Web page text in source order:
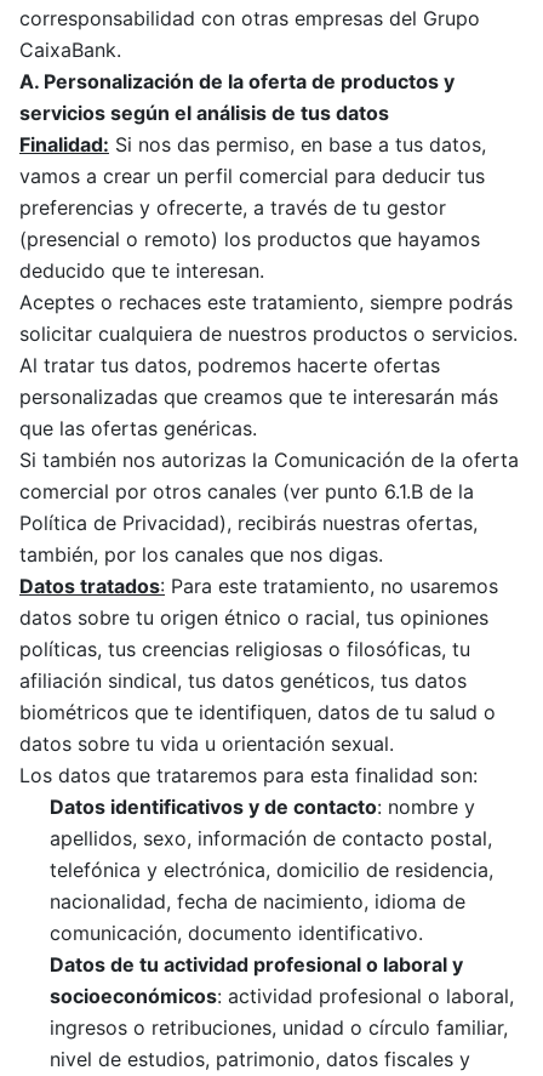
corresponsabilidad con otras empresas del Grupo
CaixaBank.
A. Personalización de la oferta de productos y
servicios según el análisis de tus datos
Finalidad: Si nos das permiso, en base a tus datos,
vamos a crear un perfil comercial para deducir tus
preferencias y ofrecerte, a través de tu gestor
(presencial o remoto) los productos que hayamos
deducido que te interesan.
Aceptes o rechaces este tratamiento, siempre podrás
solicitar cualquiera de nuestros productos o servicios.
Al tratar tus datos, podremos hacerte ofertas
personalizadas que creamos que te interesarán más
que las ofertas genéricas.
Si también nos autorizas la Comunicación de la oferta
comercial por otros canales (ver punto 6.1.B de la
Política de Privacidad), recibirás nuestras ofertas,
también, por los canales que nos digas.
Datos tratados: Para este tratamiento, no usaremos
datos sobre tu origen étnico o racial, tus opiniones
políticas, tus creencias religiosas o filosóficas, tu
afiliación sindical, tus datos genéticos, tus datos
biométricos que te identifiquen, datos de tu salud o
datos sobre tu vida u orientación sexual.
Los datos que trataremos para esta finalidad son:
Datos identificativos y de contacto: nombre y
apellidos, sexo, información de contacto postal,
telefónica y electrónica, domicilio de residencia,
nacionalidad, fecha de nacimiento, idioma de
comunicación, documento identificativo.
Datos de tu actividad profesional o laboral y
socioeconómicos: actividad profesional o laboral,
ingresos o retribuciones, unidad o círculo familiar,
nivel de estudios, patrimonio, datos fiscales y